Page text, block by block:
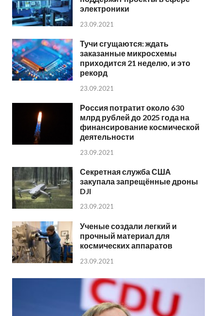
электроники
23.09.2021
Тучи сгущаются: ждать
заказанные микросхемы
приходится 21 неделю, и это
рекорд
23.09.2021
Россия потратит около 630
млрд рублей до 2025 года на
финансирование космической
деятельности
23.09.2021
Секретная служба США
закупала запрещённые дроны
DJI
23.09.2021
Ученые создали легкий и
прочный материал для
космических аппаратов
23.09.2021